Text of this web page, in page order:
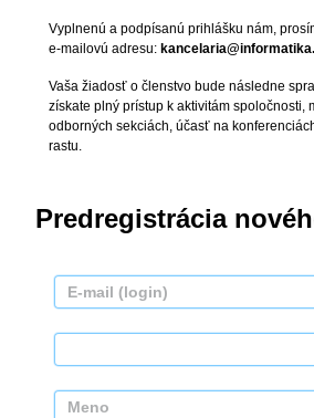
Vyplnenú a podpísanú prihlášku nám,
e-mailovú adresu:
Vaša žiadosť o členstvo bude následne
získate plný prístup k aktivitám spoločnosti,
odborných sekciách, účasť na
rastu.
Predregistrácia